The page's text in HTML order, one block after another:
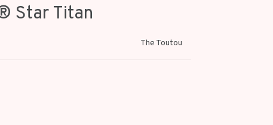
Star Titan
The Toutou